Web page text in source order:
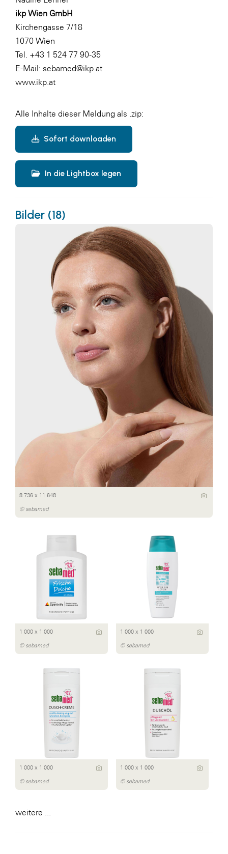
ikp Wien GmbH
Kirchengasse 7/18
1070 Wien
Tel. +43 1 524 77 90-35
E-Mail: sebamed@ikp.at
www.ikp.at
Alle Inhalte dieser Meldung als .zip:
Sofort downloaden
In die Lightbox legen
Bilder (18)
8 736 x 11 648
© sebamed
1 000 x 1 000
© sebamed
1 000 x 1 000
© sebamed
1 000 x 1 000
© sebamed
1 000 x 1 000
© sebamed
weitere ...